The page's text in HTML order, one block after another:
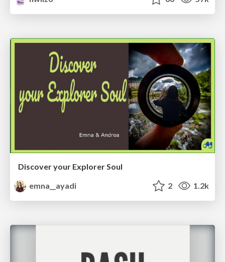
Discover your Explorer Soul
emna__ayadi
2 1.2k